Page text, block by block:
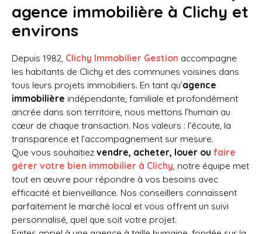
agence immobilière à Clichy et
environs
Depuis 1982, Clichy Immobilier Gestion accompagne
les habitants de Clichy et des communes voisines dans
tous leurs projets immobiliers. En tant qu’agence
immobilière indépendante, familiale et profondément
ancrée dans son territoire, nous mettons l’humain au
cœur de chaque transaction. Nos valeurs : l’écoute, la
transparence et l’accompagnement sur mesure.
Que vous souhaitiez vendre, acheter, louer ou faire
gérer votre bien immobilier à Clichy , notre équipe met
tout en œuvre pour répondre à vos besoins avec
efficacité et bienveillance. Nos conseillers connaissent
parfaitement le marché local et vous offrent un suivi
personnalisé, quel que soit votre projet.